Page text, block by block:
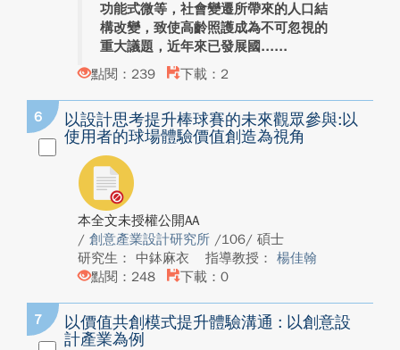
功能式微等，社會變遷所帶來的人口結
構改變，致使高齡照護成為不可忽視的
重大議題，近年來已發展國...
點閱：239
下載：2
6
以設計思考提升棒球賽的未來觀眾參與:以
使用者的球場體驗價值創造為視角
本全文未授權公開AA
/ 創意產業設計研究所 /106/ 碩士
研究生： 中鉢麻衣
指導教授： 楊佳翰
點閱：248
下載：0
7
以價值共創模式提升體驗溝通 : 以創意設
計產業為例